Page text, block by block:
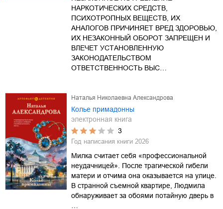
НАРКОТИЧЕСКИХ СРЕДСТВ,
ПСИХОТРОПНЫХ ВЕЩЕСТВ, ИХ
АНАЛОГОВ ПРИЧИНЯЕТ ВРЕД ЗДОРОВЬЮ,
ИХ НЕЗАКОННЫЙ ОБОРОТ ЗАПРЕЩЕН И
ВЛЕЧЕТ УСТАНОВЛЕННУЮ
ЗАКОНОДАТЕЛЬСТВОМ
ОТВЕТСТВЕННОСТЬ ВЫС…
Наталья Николаевна Александрова
Колье примадонны
электронная книга
3
Год написания книги 2026
Милка считает себя «профессиональной
неудачницей». После трагической гибели
матери и отчима она оказывается на улице.
В странной съемной квартире, Людмила
обнаруживает за обоями потайную дверь в